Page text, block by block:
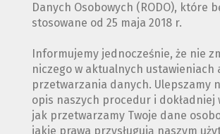
Danych Osobowych (RODO), które
stosowane od 25 maja 2018 r.
Informujemy jednocześnie, że nie
niczego w aktualnych ustawieniach
przetwarzania danych. Ulepszamy
opis naszych procedur i dokładniej
jak przetwarzamy Twoje dane
jakie prawa przysługują naszym